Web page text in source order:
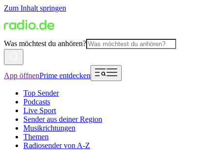
Zum Inhalt springen
Was möchtest du anhören?
App öffnenPrime entdecken
Top Sender
Podcasts
Live Sport
Sender aus deiner Region
Musikrichtungen
Themen
Radiosender von A-Z